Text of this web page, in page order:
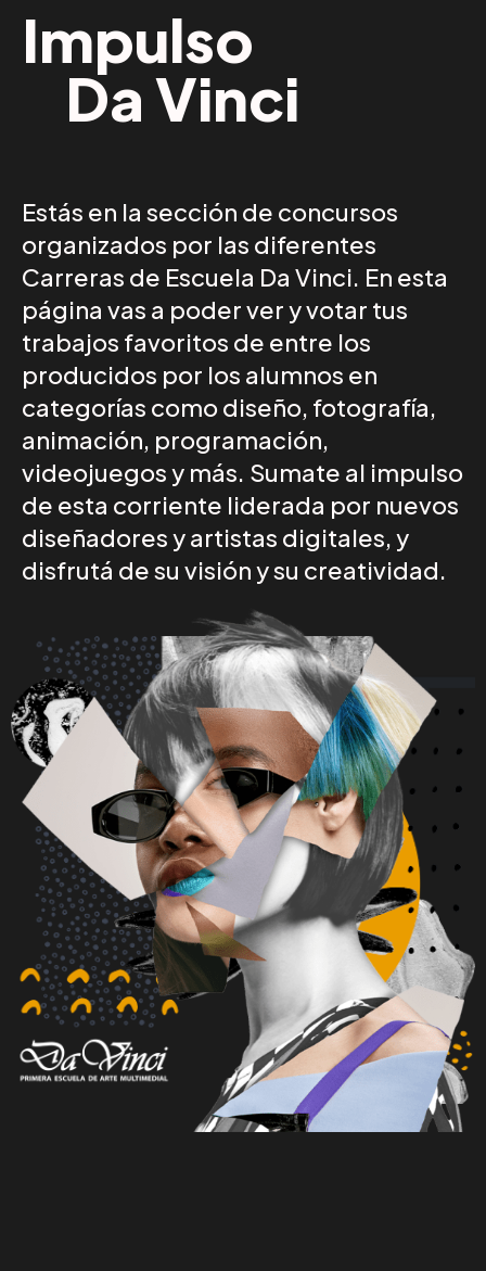
Impulso
Da Vinci
Estás en la sección de concursos
organizados por las diferentes
Carreras de Escuela Da Vinci. En esta
página vas a poder ver y votar tus
trabajos favoritos de entre los
producidos por los alumnos en
categorías como diseño, fotografía,
animación, programación,
videojuegos y más. Sumate al impulso
de esta corriente liderada por nuevos
diseñadores y artistas digitales, y
disfrutá de su visión y su creatividad.